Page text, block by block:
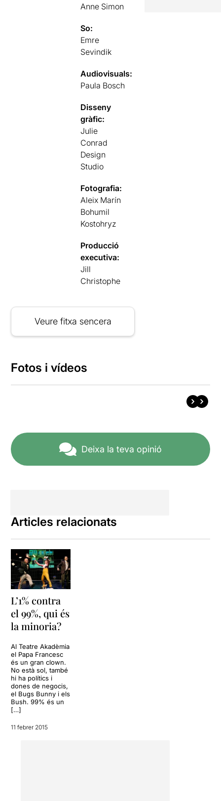
Anne Simon
So:
Emre
Sevindik
Audiovisuals:
Paula Bosch
Disseny
gràfic:
Julie
Conrad
Design
Studio
Fotografia:
Aleix Marín
Bohumil
Kostohryz
Producció
executiva:
Jill
Christophe
Veure fitxa sencera
Fotos i vídeos
Deixa la teva opinió
Articles relacionats
L’1% contra
el 99%, qui és
la minoria?
Al Teatre Akadèmia
el Papa Francesc
és un gran clown.
No està sol, també
hi ha polítics i
dones de negocis,
el Bugs Bunny i els
Bush. 99% és un
[…]
11 febrer 2015